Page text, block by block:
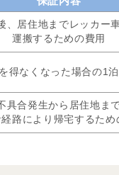
、居住地までレッカー
運搬するための費用
得なくなった場合の1
具合発生から居住地ま
路により帰宅するため